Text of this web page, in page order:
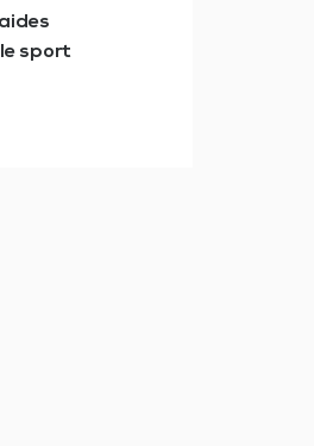
sport